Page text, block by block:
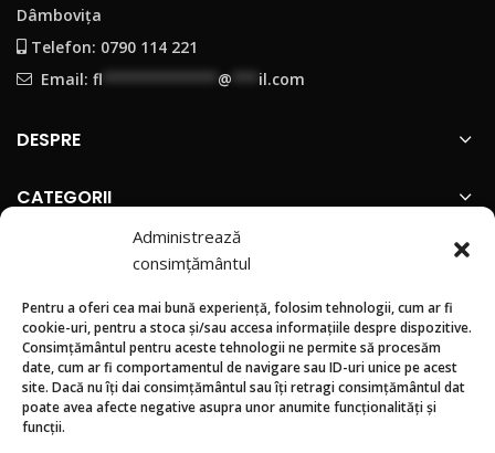
Administrează
consimțământul
Pentru a oferi cea mai bună experiență, folosim tehnologii, cum ar fi
cookie-uri, pentru a stoca și/sau accesa informațiile despre dispozitive.
Consimțământul pentru aceste tehnologii ne permite să procesăm
date, cum ar fi comportamentul de navigare sau ID-uri unice pe acest
site. Dacă nu îți dai consimțământul sau îți retragi consimțământul dat
poate avea afecte negative asupra unor anumite funcționalități și
funcții.
Dâmbovița
Telefon: 0790 114 221
Email: fl @ il.com
DESPRE
CATEGORII
SUNTEM PREZENTI PE